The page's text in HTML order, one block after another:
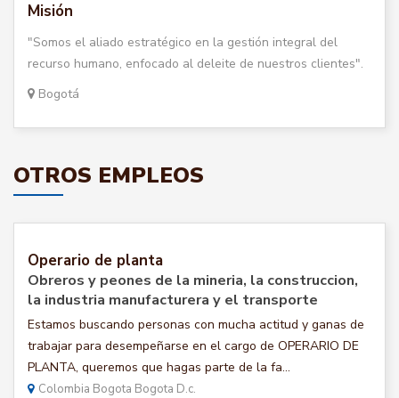
Misión
"Somos el aliado estratégico en la gestión integral del
recurso humano, enfocado al deleite de nuestros clientes".
Bogotá
OTROS EMPLEOS
Operario de planta
Obreros y peones de la mineria, la construccion,
la industria manufacturera y el transporte
Estamos buscando personas con mucha actitud y ganas de
trabajar para desempeñarse en el cargo de OPERARIO DE
PLANTA, queremos que hagas parte de la fa...
Colombia Bogota Bogota D.c.